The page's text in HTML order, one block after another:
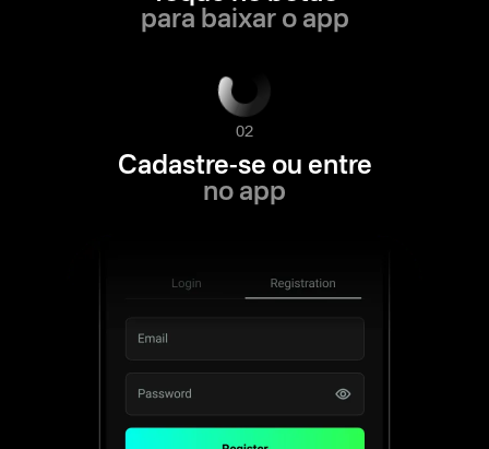
para baixar o app
02
Cadastre-se ou entre
no app